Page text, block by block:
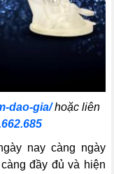
dao-gia/hoặc liên
nay càng ngày
đầy đủ và hiện